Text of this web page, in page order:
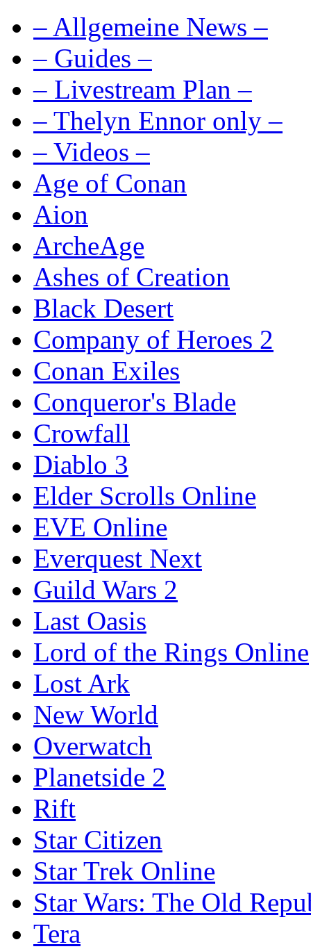
– Allgemeine News –
– Guides –
– Livestream Plan –
– Thelyn Ennor only –
– Videos –
Age of Conan
Aion
ArcheAge
Ashes of Creation
Black Desert
Company of Heroes 2
Conan Exiles
Conqueror's Blade
Crowfall
Diablo 3
Elder Scrolls Online
EVE Online
Everquest Next
Guild Wars 2
Last Oasis
Lord of the Rings Online
Lost Ark
New World
Overwatch
Planetside 2
Rift
Star Citizen
Star Trek Online
Star Wars: The Old
Tera